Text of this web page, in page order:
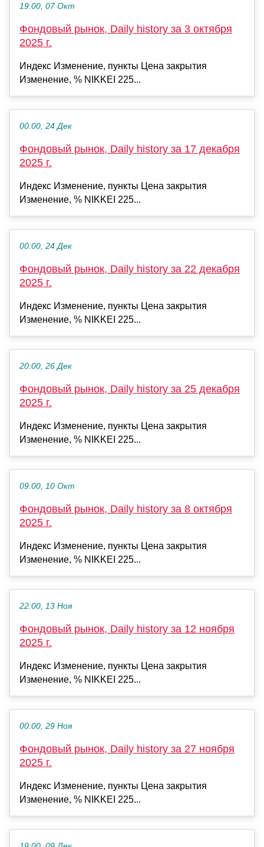
19:00, 07 Окт
Фондовый рынок, Daily history за 3 октября
2025 г.
Индекс Изменение, пункты Цена закрытия
Изменение, % NIKKEI 225...
00:00, 24 Дек
Фондовый рынок, Daily history за 17 декабря
2025 г.
Индекс Изменение, пункты Цена закрытия
Изменение, % NIKKEI 225...
00:00, 24 Дек
Фондовый рынок, Daily history за 22 декабря
2025 г.
Индекс Изменение, пункты Цена закрытия
Изменение, % NIKKEI 225...
20:00, 26 Дек
Фондовый рынок, Daily history за 25 декабря
2025 г.
Индекс Изменение, пункты Цена закрытия
Изменение, % NIKKEI 225...
09:00, 10 Окт
Фондовый рынок, Daily history за 8 октября
2025 г.
Индекс Изменение, пункты Цена закрытия
Изменение, % NIKKEI 225...
22:00, 13 Ноя
Фондовый рынок, Daily history за 12 ноября
2025 г.
Индекс Изменение, пункты Цена закрытия
Изменение, % NIKKEI 225...
00:00, 29 Ноя
Фондовый рынок, Daily history за 27 ноября
2025 г.
Индекс Изменение, пункты Цена закрытия
Изменение, % NIKKEI 225...